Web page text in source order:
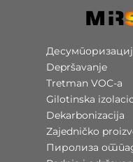
Depršavanje
Tretman VOC-a
Gilotinska
Dekarbonizacija
Zajedničko
Пиролиза